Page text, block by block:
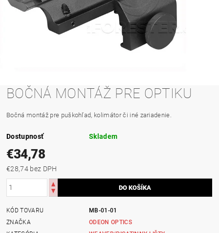
BOČNÁ MONTÁŽ PRE OPTIKU
Bočná montáž pre puškohľad, kolimátor či iné zariadenie.
Dostupnosť Skladem
€34,78
€28,74 bez DPH
KÓD TOVARU
MB-01-01
ZNAČKA
ODEON OPTICS